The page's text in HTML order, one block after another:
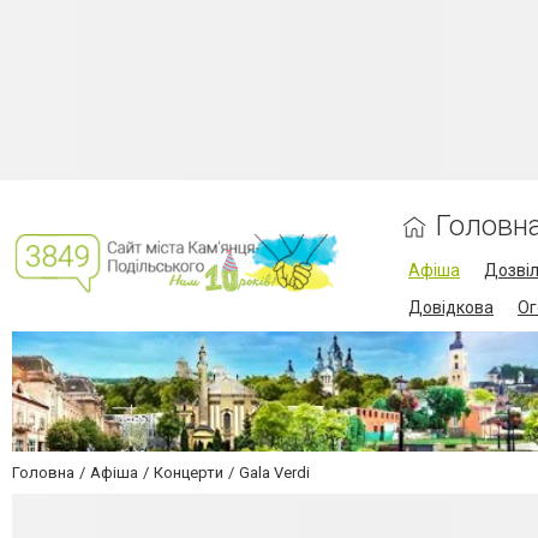
Афіша
Довідкова
Головна Афіша Концерти Gala Verdi